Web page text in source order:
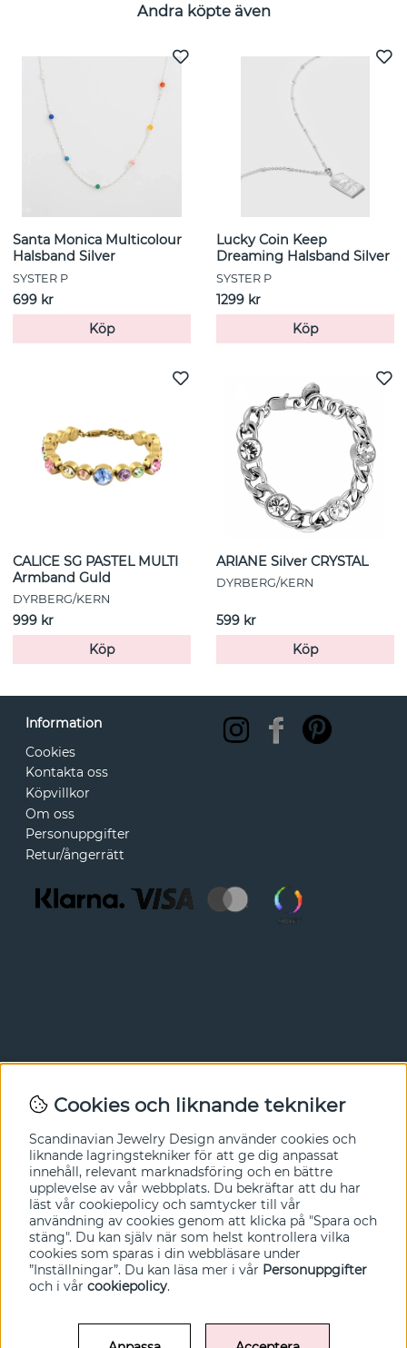
Andra köpte även
Santa Monica Multicolour
Halsband Silver
SYSTER P
699 kr
Köp
Lucky Coin Keep
Dreaming Halsband Silver
SYSTER P
1299 kr
Köp
CALICE SG PASTEL MULTI
Armband Guld
DYRBERG/KERN
999 kr
Köp
ARIANE Silver CRYSTAL
DYRBERG/KERN
599 kr
Köp
Information
Cookies
Kontakta oss
Köpvillkor
Om oss
Personuppgifter
Retur/ångerrätt
Nyhetsbrev
erbjudanden före alla andra. Registrera dig här nedan.
Ja tack!
Cookies och liknande tekniker
Scandinavian Jewelry Design använder cookies och
liknande lagringstekniker för att ge dig anpassat
innehåll, relevant marknadsföring och en bättre
upplevelse av vår webbplats. Du bekräftar att du har
läst vår cookiepolicy och samtycker till vår
användning av cookies genom att klicka på "Spara och
stäng". Du kan själv när som helst kontrollera vilka
cookies som sparas i din webbläsare under
”Inställningar”. Du kan läsa mer i vår Personuppgifter
och i vår cookiepolicy.